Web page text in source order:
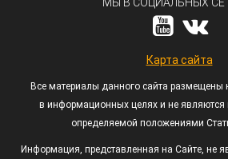
Карта сайта
Все материалы данного сайта размещены
в информационных целях и не являются
определяемой положениями
Информация, представленная на Сайте, не